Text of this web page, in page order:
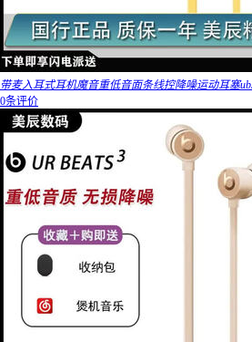
带麦入耳式耳机魔音重低音面条线控降噪运动耳塞
0条评价